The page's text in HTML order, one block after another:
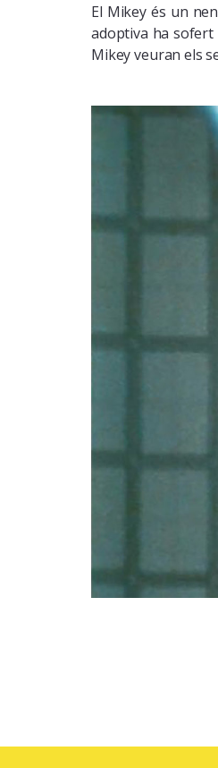
El Mikey és un
adoptiva ha sofert
Mikey veuran els